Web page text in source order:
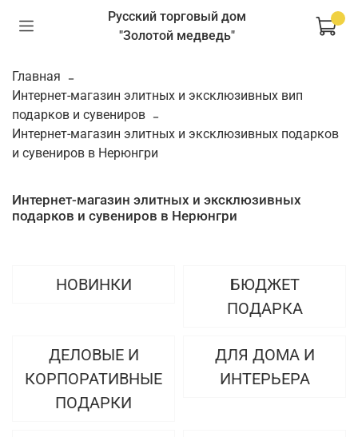
Русский торговый дом
"Золотой медведь"
Главная
Интернет-магазин элитных и эксклюзивных вип
подарков и сувениров
Интернет-магазин элитных и эксклюзивных подарков
и сувениров в Нерюнгри
Интернет-магазин элитных и эксклюзивных
подарков и сувениров в Нерюнгри
НОВИНКИ
БЮДЖЕТ
ПОДАРКА
ДЕЛОВЫЕ И
КОРПОРАТИВНЫЕ
ПОДАРКИ
ДЛЯ ДОМА И
ИНТЕРЬЕРА